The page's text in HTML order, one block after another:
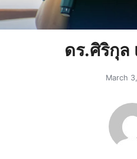
ดร.ศิริกุล
March